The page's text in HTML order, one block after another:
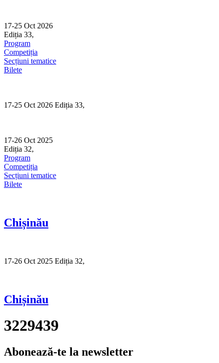
content
17-25 Oct 2026
Ediția 33,
Program
Competiția
Secțiuni tematice
Bilete
17-25 Oct 2026 Ediția 33,
17-26 Oct 2025
Ediția 32,
Program
Competiția
Secțiuni tematice
Bilete
Chișinău
17-26 Oct 2025 Ediția 32,
Chișinău
3229439
Abonează-te la newsletter